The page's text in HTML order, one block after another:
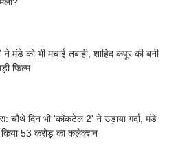
ने मंडे को भी मचाई तबाही, शाहिद कपूर की बनी
फिल्म
चौथे दिन भी 'कॉकटेल 2' ने उड़ाया गर्दा, मंडे
किया 53 करोड़ का कलेक्शन